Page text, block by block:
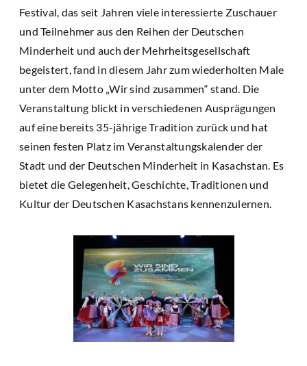
Festival, das seit Jahren viele interessierte Zuschauer
und Teilnehmer aus den Reihen der Deutschen
Minderheit und auch der Mehrheitsgesellschaft
begeistert, fand in diesem Jahr zum wiederholten Male
unter dem Motto „Wir sind zusammen“ stand. Die
Veranstaltung blickt in verschiedenen Ausprägungen
auf eine bereits 35-jährige Tradition zurück und hat
seinen festen Platz im Veranstaltungskalender der
Stadt und der Deutschen Minderheit in Kasachstan. Es
bietet die Gelegenheit, Geschichte, Traditionen und
Kultur der Deutschen Kasachstans kennenzulernen.